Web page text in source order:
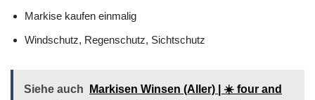
Markise kaufen einmalig
Windschutz, Regenschutz, Sichtschutz
Siehe auch
Markisen Winsen (Aller) | ☀️ four and